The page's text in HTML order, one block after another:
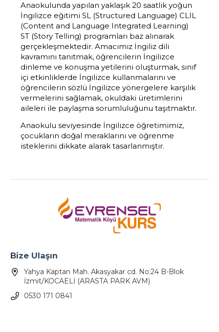
Anaokulunda yapılan yaklaşık 20 saatlik yoğun
İngilizce eğitimi SL (Structured Language) CLIL
(Content and Language Integrated Learning)
ST (Story Telling) programları baz alınarak
gerçekleşmektedir. Amacımız İngiliz dili
kavramını tanıtmak, öğrencilerin İngilizce
dinleme ve konuşma yetilerini oluşturmak, sınıf
içi etkinliklerde İngilizce kullanmalarını ve
öğrencilerin sözlü İngilizce yönergelere karşılık
vermelerini sağlamak, okuldaki üretimlerini
aileleri ile paylaşma sorumluluğunu taşıtmaktır.
Anaokulu seviyesinde İngilizce öğretimimiz,
çocukların doğal meraklarını ve öğrenme
isteklerini dikkate alarak tasarlanmıştır.
Bize Ulaşın
Yahya Kaptan Mah. Akasyakar cd. No:24 B-Blok
İzmit/KOCAELİ (ARASTA PARK AVM)
0530 171 0841